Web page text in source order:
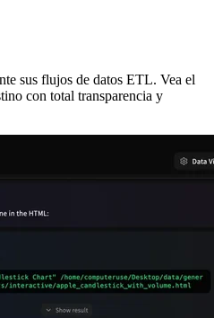
sus flujos de datos ETL. Vea el
con total transparencia y